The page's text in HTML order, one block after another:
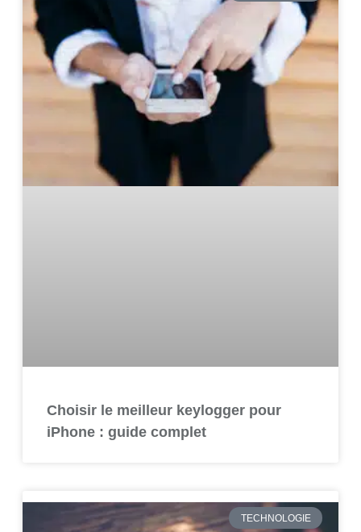
Choisir le meilleur keylogger pour
iPhone : guide complet
TECHNOLOGIE